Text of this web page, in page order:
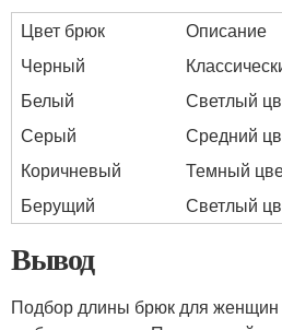
Цвет брюк
Описание
Черный
Белый
Светлый
Серый
Средний
Коричневый
Темный
Берущий
Светлый
Вывод
Подбор длины брюк для женщин